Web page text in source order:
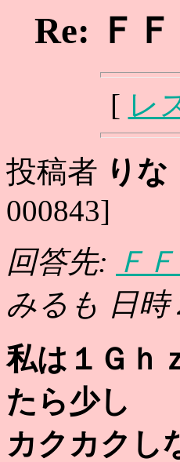
Re: Ｆ
[ レ
投稿者 りな
000843]
回答先: Ｆ
みるも 日時
私は１Ｇｈ
たら少し
カクカクし